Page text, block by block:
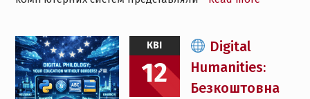
КВІ
12
Digital
Humanities:
Безкоштовна